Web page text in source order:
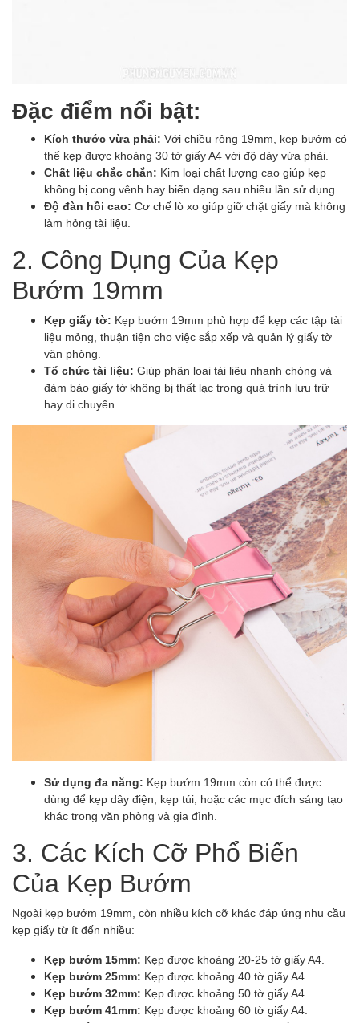
Đặc điểm nổi bật:
Kích thước vừa phải: Với chiều rộng 19mm, kẹp bướm có
thể kẹp được khoảng 30 tờ giấy A4 với độ dày vừa phải.
Chất liệu chắc chắn: Kim loại chất lượng cao giúp kẹp
không bị cong vênh hay biến dạng sau nhiều lần sử dụng.
Độ đàn hồi cao: Cơ chế lò xo giúp giữ chặt giấy mà không
làm hỏng tài liệu.
2. Công Dụng Của Kẹp
Bướm 19mm
Kẹp giấy tờ: Kẹp bướm 19mm phù hợp để kẹp các tập tài
liệu mỏng, thuận tiện cho việc sắp xếp và quản lý giấy tờ
văn phòng.
Tổ chức tài liệu: Giúp phân loại tài liệu nhanh chóng và
đảm bảo giấy tờ không bị thất lạc trong quá trình lưu trữ
hay di chuyển.
Sử dụng đa năng: Kẹp bướm 19mm còn có thể được
dùng để kẹp dây điện, kẹp túi, hoặc các mục đích sáng tạo
khác trong văn phòng và gia đình.
3. Các Kích Cỡ Phổ Biến
Của Kẹp Bướm
Ngoài kẹp bướm 19mm, còn nhiều kích cỡ khác đáp ứng nhu cầu
kẹp giấy từ ít đến nhiều:
Kẹp bướm 15mm: Kẹp được khoảng 20-25 tờ giấy A4.
Kẹp bướm 25mm: Kẹp được khoảng 40 tờ giấy A4.
Kẹp bướm 32mm: Kẹp được khoảng 50 tờ giấy A4.
Kẹp bướm 41mm: Kẹp được khoảng 60 tờ giấy A4.